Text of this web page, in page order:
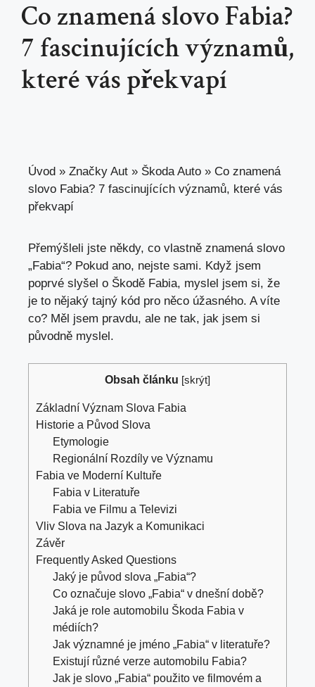
Co znamená slovo Fabia?
7 fascinujících významů,
které vás překvapí
Úvod » Značky Aut » Škoda Auto » Co znamená
slovo Fabia? 7 fascinujících významů, které vás
překvapí
Přemýšleli jste někdy, co vlastně znamená slovo
„Fabia“? Pokud ano, nejste sami. Když jsem
poprvé slyšel o Škodě Fabia, myslel jsem si, že
je to nějaký tajný kód pro něco úžasného. A víte
co? Měl jsem pravdu, ale ne tak, jak jsem si
původně myslel.
Obsah článku [skrýt]
Základní Význam Slova Fabia
Historie a Původ Slova
Etymologie
Regionální Rozdíly ve Významu
Fabia ve Moderní Kultuře
Fabia v Literatuře
Fabia ve Filmu a Televizi
Vliv Slova na Jazyk a Komunikaci
Závěr
Frequently Asked Questions
Jaký je původ slova „Fabia“?
Co označuje slovo „Fabia“ v dnešní době?
Jaká je role automobilu Škoda Fabia v
médiích?
Jak významné je jméno „Fabia“ v literatuře?
Existují různé verze automobilu Fabia?
Jak je slovo „Fabia“ použito ve filmovém a